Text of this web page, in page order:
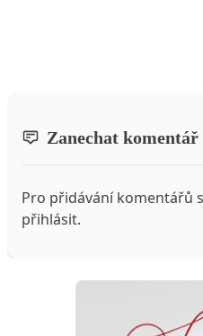
Zanechat komentář
Pro přidávání komentářů
přihlásit.